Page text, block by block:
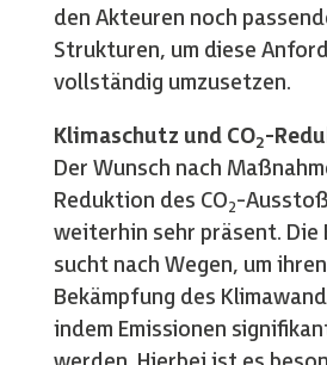
den Akteuren noch
Strukturen, um diese
vollständig umzusetzen.
Klimaschutz und CO2-
Der Wunsch nach
Reduktion des CO2-
weiterhin sehr präsent. Die
sucht nach Wegen, um
Bekämpfung des
indem Emissionen